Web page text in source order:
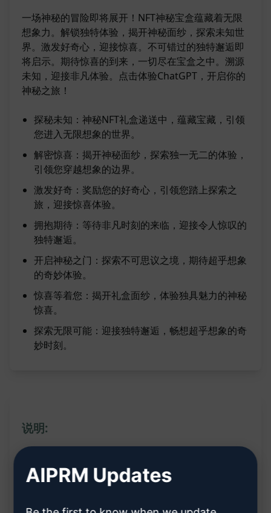
一场神秘的冒险即将展开！NFT神秘宝盒蕴藏着无限
想象力。解锁独特体验，揭开神秘面纱，探索未知世
界。激发好奇心，迎接惊喜。不可错过的独特邂逅即
将启示。期待惊喜的到来，一切尽在宝盒之中。溯源
未知，迎接非凡体验。点击体验ChatGPT，开启你的
神秘之旅！
探秘未知：神秘NFT礼盒递送中，蕴藏宝藏，引领
您进入无限想象的世界。
解密惊喜：揭开神秘面纱，探索独一无二的体验，
引领您穿越想象的边界。
激发好奇：奖励您的好奇心，引领您踏上探索之
旅，迎接惊喜体验。
拥抱期待：等待非凡时刻的来临，迎接令人惊叹的
独特邂逅。
开启神秘之门：探索不可思议之境，期待超乎想象
的奇妙体验。
惊喜等着您：揭开礼盒面纱，体验独具魅力的神秘
惊喜。
探索无限可能：迎接独特邂逅，畅想超乎想象的奇
妙时刻。
说明:
探索未知世界
AIPRM Updates